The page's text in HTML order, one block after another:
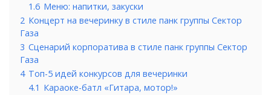
1.6 Меню: напитки, закуски
2 Концерт на вечеринку в стиле панк группы Сектор
Газа
3 Сценарий корпоратива в стиле панк группы Сектор
Газа
4 Топ-5 идей конкурсов для вечеринки
4.1 Караоке-батл «Гитара, мотор!»